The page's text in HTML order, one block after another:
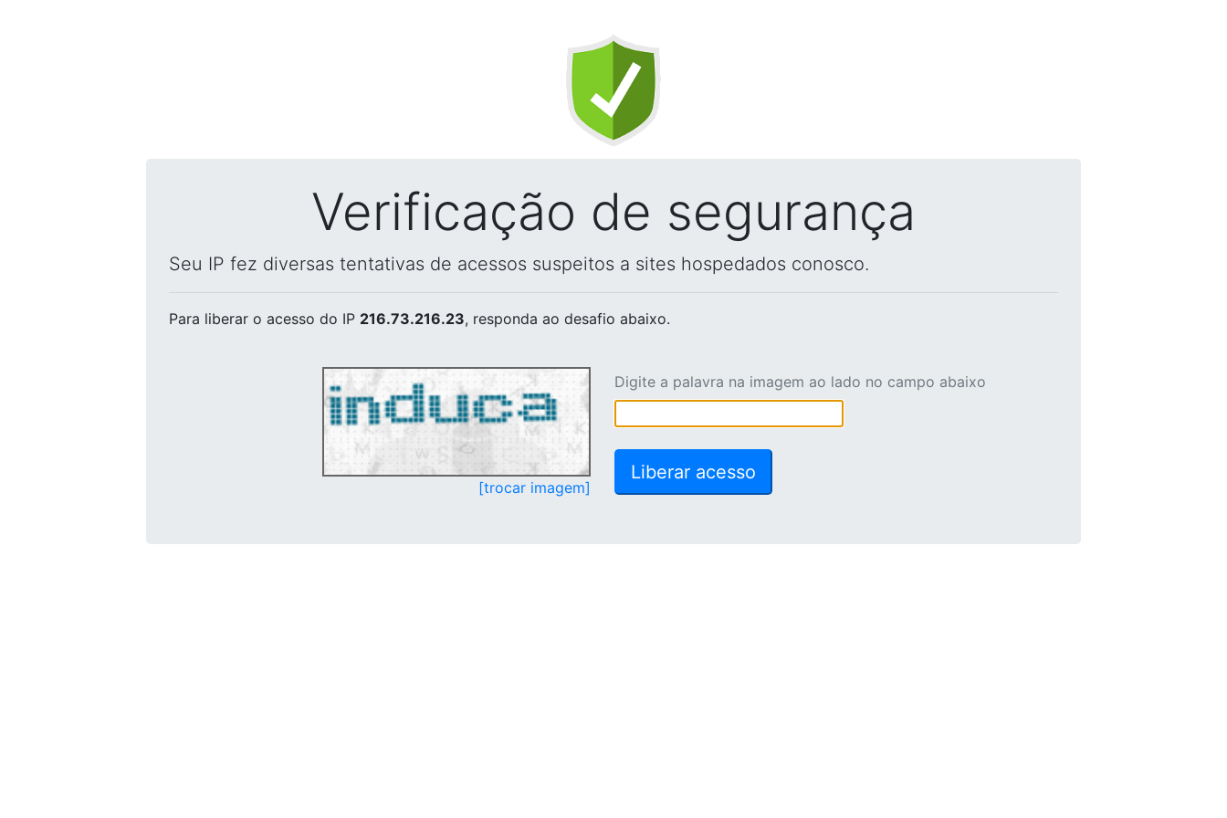
Verificação de segurança
Seu IP fez diversas tentativas de acessos suspeitos a sites hospedados conosco.
Para liberar o acesso do IP 216.73.216.23, responda ao desafio abaixo.
[trocar imagem]
Digite a palavra na imagem ao lado no campo abaixo